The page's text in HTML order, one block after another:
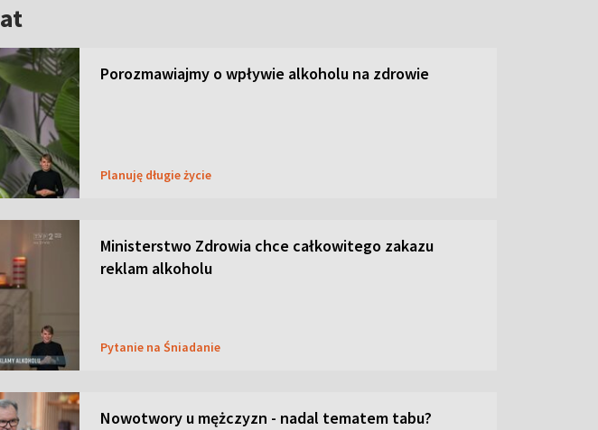
Porozmawiajmy o wpływie alkoholu na zdrowie
Planuję długie życie
Ministerstwo Zdrowia chce całkowitego zakazu
reklam alkoholu
Pytanie na Śniadanie
Nowotwory u mężczyzn - nadal tematem tabu?